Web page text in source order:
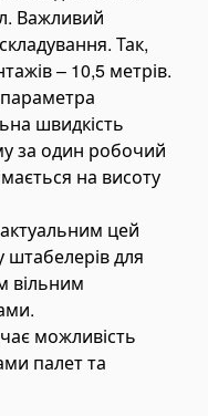
Важливий
Так,
– 10,5 метрів.
швидкість
за один робочий
на висоту
цей
штабелерів для
вільним
можливість
палет та